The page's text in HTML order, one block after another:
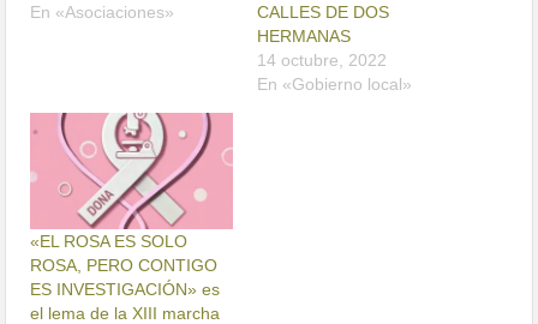
En «Asociaciones»
CALLES DE DOS
HERMANAS
14 octubre, 2022
En «Gobierno local»
«EL ROSA ES SOLO
ROSA, PERO CONTIGO
ES INVESTIGACIÓN» es
el lema de la XIII marcha